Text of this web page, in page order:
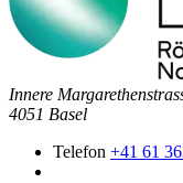
Innere
4051 Basel
Telefon +41 61